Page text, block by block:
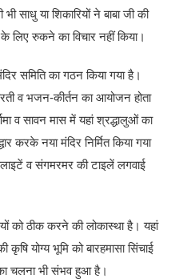
साधु या शिकारियों ने बाबा जी की
लिए रुकने का विचार नहीं किया।
समिति का गठन किया गया है।
व भजन-कीर्तन का आयोजन होता
व सावन मास में यहां श्रद्धालुओं का
करके नया मंदिर निर्मित किया गया
व संगमरमर की टाइलें लगवाई
को ठीक करने की लोकास्था है। यहां
योग्य भूमि को बारहमासा सिंचाई
चलना भी संभव हुआ है।